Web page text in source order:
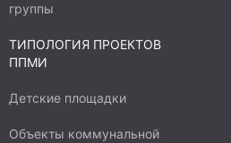
группы
ТИПОЛОГИЯ ПРОЕКТОВ
ППМИ
Детские площадки
Объекты коммунальной